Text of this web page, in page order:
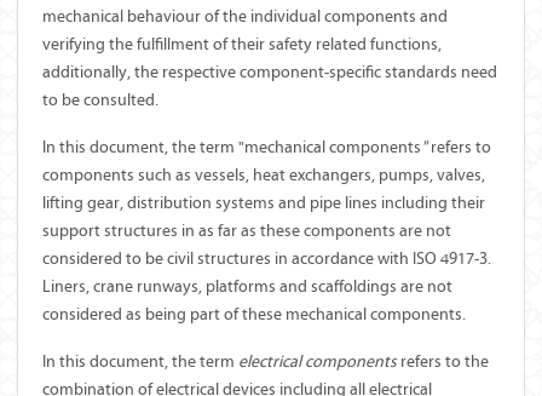
mechanical behaviour of the individual components and
verifying the fulfillment of their safety related functions,
additionally, the respective component-specific standards need
to be consulted.
In this document, the term "mechanical components"refers to
components such as vessels, heat exchangers, pumps, valves,
lifting gear, distribution systems and pipe lines including their
support structures in as far as these components are not
considered to be civil structures in accordance with ISO 4917-3.
Liners, crane runways, platforms and scaffoldings are not
considered as being part of these mechanical components.
In this document, the term electrical componentsrefers to the
combination of electrical devices including all electrical